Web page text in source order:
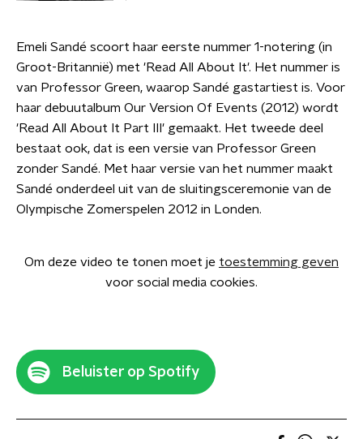
Emeli Sandé scoort haar eerste nummer 1-notering (in
Groot-Britannië) met 'Read All About It'. Het nummer is
van Professor Green, waarop Sandé gastartiest is. Voor
haar debuutalbum Our Version Of Events (2012) wordt
'Read All About It Part III' gemaakt. Het tweede deel
bestaat ook, dat is een versie van Professor Green
zonder Sandé. Met haar versie van het nummer maakt
Sandé onderdeel uit van de sluitingsceremonie van de
Olympische Zomerspelen 2012 in Londen.
Om deze video te tonen moet je toestemming geven
voor social media cookies.
Beluister op Spotify